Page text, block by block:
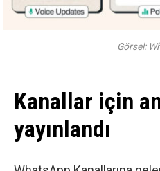
Görsel:
Kanallar için
yayınlandı